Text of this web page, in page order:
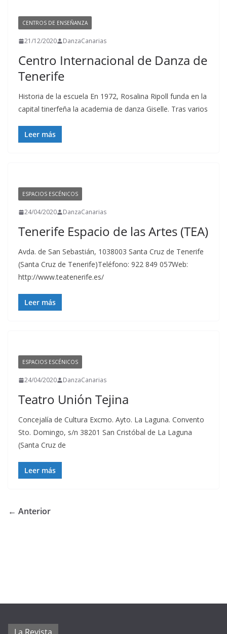
CENTROS DE ENSEÑANZA
21/12/2020 DanzaCanarias
Centro Internacional de Danza de
Tenerife
Historia de la escuela En 1972, Rosalina Ripoll funda en la
capital tinerfeña la academia de danza Giselle. Tras varios
Leer más
ESPACIOS ESCÉNICOS
24/04/2020 DanzaCanarias
Tenerife Espacio de las Artes (TEA)
Avda. de San Sebastián, 1038003 Santa Cruz de Tenerife
(Santa Cruz de Tenerife)Teléfono: 922 849 057Web:
http://www.teatenerife.es/
Leer más
ESPACIOS ESCÉNICOS
24/04/2020 DanzaCanarias
Teatro Unión Tejina
Concejalía de Cultura Excmo. Ayto. La Laguna. Convento
Sto. Domingo, s/n 38201 San Cristóbal de La Laguna
(Santa Cruz de
Leer más
← Anterior